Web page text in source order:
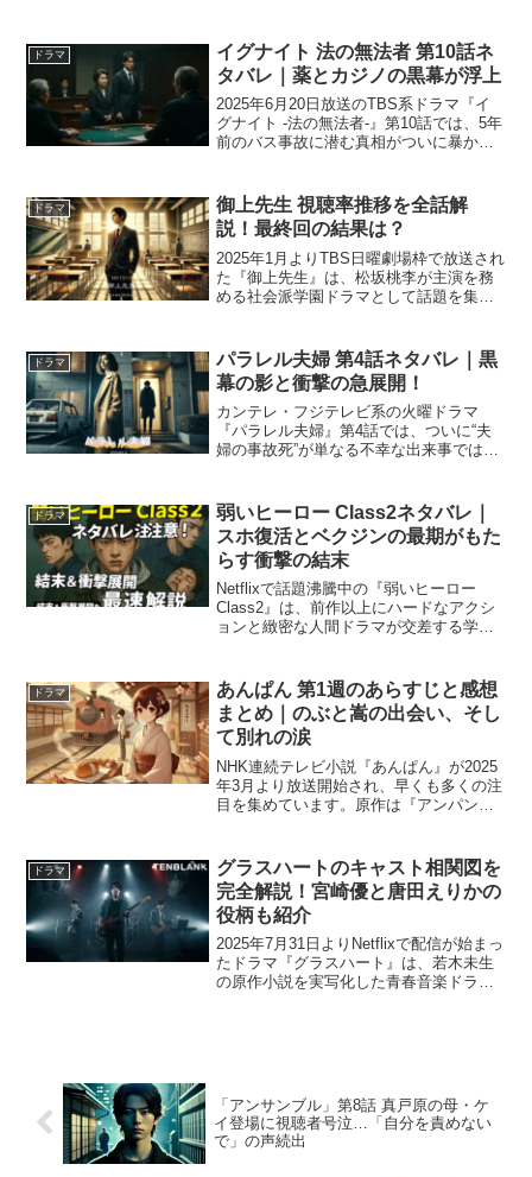
ドラマ
イグナイト 法の無法者 第10話ネ
タバレ｜薬とカジノの黒幕が浮上
2025年6月20日放送のTBS系ドラマ『イ
グナイト -法の無法者-』第10話では、5年
前のバス事故に潜む真相がついに暴か
とともに、父の名誉をかけてバス会社を
提訴し、浅...
ドラマ
御上先生 視聴率推移を全話解
説！最終回の結果は？
2025年1月よりTBS日曜劇場枠で放送され
た『御上先生』は、松坂桃李が主演を務
める社会派学園ドラマとして話題を集め
ながら、教育や社会の問題に鋭く切り込
むストーリー...
ドラマ
パラレル夫婦 第4話ネタバレ｜黒
幕の影と衝撃の急展開！
カンテレ・フジテレビ系の火曜ドラマ
『パラレル夫婦』第4話では、ついに“夫
婦の事故死”が単なる不幸な出来事ではな
を夫・幹太に告げることなく、単独での
調査を開始。しかし、真...
ドラマ
弱いヒーロー Class2ネタバレ｜
スホ復活とベクジンの最期がもた
らす衝撃の結末
Netflixで話題沸騰中の『弱いヒーロー
Class2』は、前作以上にハードなアクシ
ョンと緻密な人間ドラマが交差する学園
力に支配された不良連合組織「連合」。
そして...
ドラマ
あんぱん 第1週のあらすじと感想
まとめ｜のぶと嵩の出会い、そし
て別れの涙
NHK連続テレビ小説『あんぱん』が2025
年3月より放送開始され、早くも多くの注
目を集めています。原作は『アンパンマ
子どもから大人まで深く刺さるヒューマ
ンドラマとして話...
ドラマ
グラスハートのキャスト相関図を
完全解説！宮崎優と唐田えりかの
役柄も紹介
2025年7月31日よりNetflixで配信が始まっ
たドラマ『グラスハート』は、若木未生
の原作小説を実写化した青春音楽ドラマ
「アンサンブル」第8話 真戸原の母・ケ
イ登場に視聴者号泣…「自分を責めない
で」の声続出